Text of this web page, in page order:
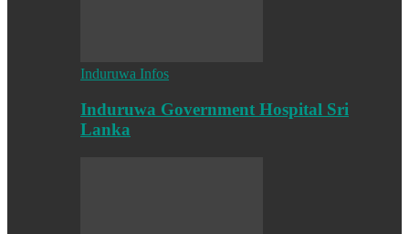
Induruwa Infos
Induruwa Government Hospital Sri
Lanka